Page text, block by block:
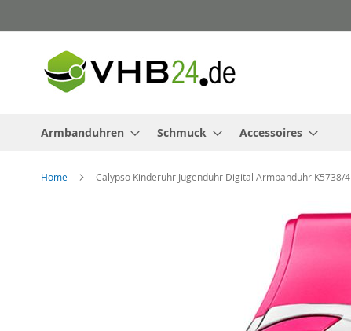
zum
Armbanduhren Schmuck Accessoires
Home Calypso Kinderuhr Jugenduhr Digital Armbanduhr K5738/4